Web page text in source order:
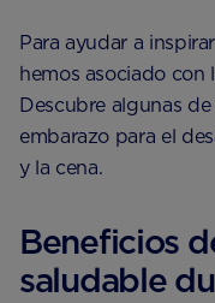
Para ayudar a
hemos asociado con
Descubre algunas
embarazo para el
y la cena.
Beneficios
saludable